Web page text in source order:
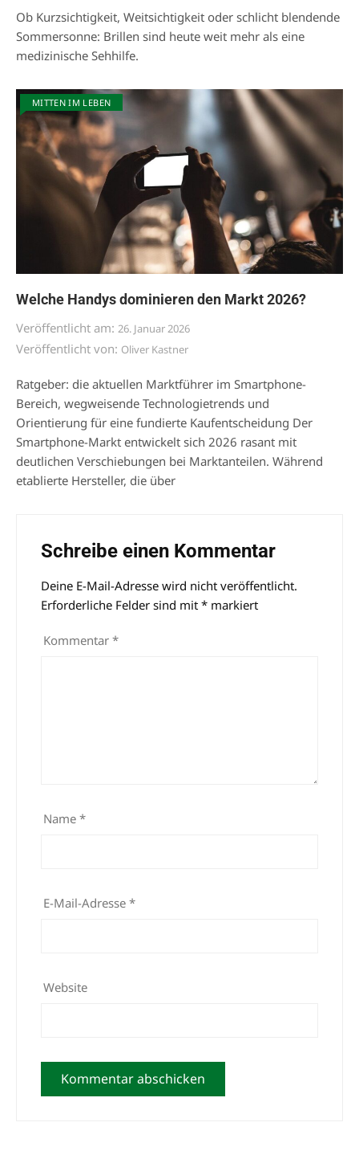
Ob Kurzsichtigkeit, Weitsichtigkeit oder schlicht blendende
Sommersonne: Brillen sind heute weit mehr als eine
medizinische Sehhilfe.
MITTEN IM LEBEN
Welche Handys dominieren den Markt 2026?
Veröffentlicht am: 26. Januar 2026
Veröffentlicht von: Oliver Kastner
Ratgeber: die aktuellen Marktführer im Smartphone-
Bereich, wegweisende Technologietrends und
Orientierung für eine fundierte Kaufentscheidung Der
Smartphone-Markt entwickelt sich 2026 rasant mit
deutlichen Verschiebungen bei Marktanteilen. Während
etablierte Hersteller, die über
Schreibe einen Kommentar
Deine E-Mail-Adresse wird nicht veröffentlicht.
Erforderliche Felder sind mit * markiert
Kommentar *
Name *
E-Mail-Adresse *
Website
Alternative: